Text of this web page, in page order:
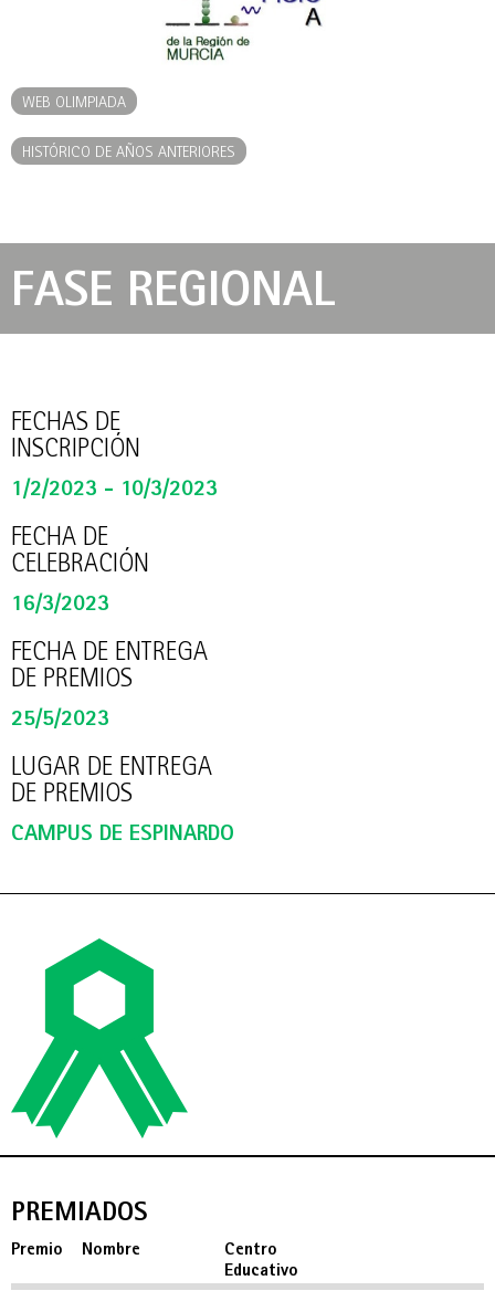
WEB OLIMPIADA
HISTÓRICO DE AÑOS ANTERIORES
FASE REGIONAL
FECHAS DE
INSCRIPCIÓN
1/2/2023 - 10/3/2023
FECHA DE
CELEBRACIÓN
16/3/2023
FECHA DE ENTREGA
DE PREMIOS
25/5/2023
LUGAR DE ENTREGA
DE PREMIOS
CAMPUS DE ESPINARDO
PREMIADOS
Premio Nombre
Centro
Educativo